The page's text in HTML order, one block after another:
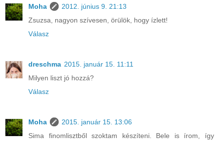
Moha
2012. június 9. 21:13
Zsuzsa, nagyon szívesen, örülök, hogy ízlett!
Válasz
dreschma 2015. január 15. 11:11
Milyen liszt jó hozzá?
Válasz
Moha
2015. január 15. 13:06
Sima finomlisztből szoktam készíteni. Bele is írom, így